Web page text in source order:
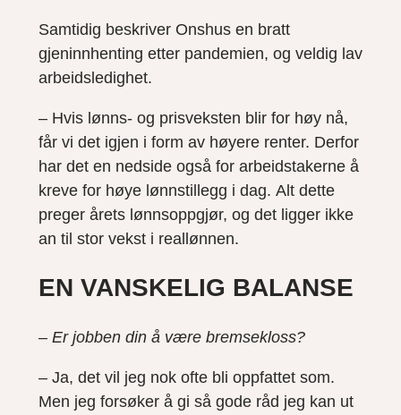
Samtidig beskriver Onshus en bratt
gjeninnhenting etter pandemien, og veldig lav
arbeidsledighet.
– Hvis lønns- og prisveksten blir for høy nå,
får vi det igjen i form av høyere renter. Derfor
har det en nedside også for arbeidstakerne å
kreve for høye lønnstillegg i dag. Alt dette
preger årets lønnsoppgjør, og det ligger ikke
an til stor vekst i reallønnen.
EN VANSKELIG BALANSE
– Er jobben din å være bremsekloss?
– Ja, det vil jeg nok ofte bli oppfattet som.
Men jeg forsøker å gi så gode råd jeg kan ut